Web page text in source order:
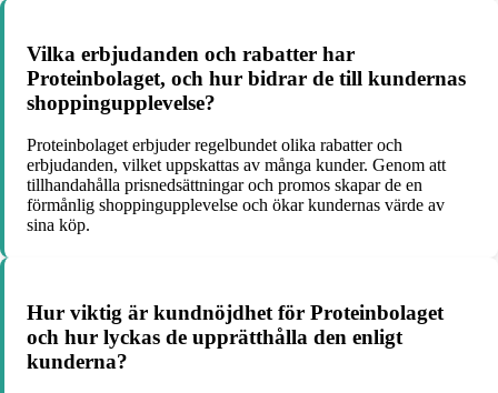
Vilka erbjudanden och rabatter har
Proteinbolaget, och hur bidrar de till kundernas
shoppingupplevelse?
Proteinbolaget erbjuder regelbundet olika rabatter och
erbjudanden, vilket uppskattas av många kunder. Genom att
tillhandahålla prisnedsättningar och promos skapar de en
förmånlig shoppingupplevelse och ökar kundernas värde av
sina köp.
Hur viktig är kundnöjdhet för Proteinbolaget
och hur lyckas de upprätthålla den enligt
kunderna?